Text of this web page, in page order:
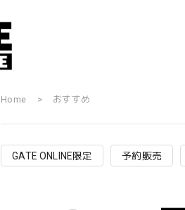
Home おすすめ
GATE ONLINE限定 予約販売